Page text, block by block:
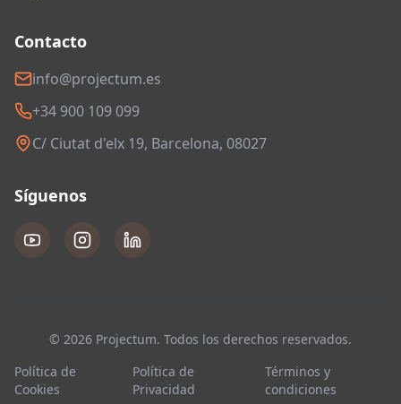
Contacto
info@projectum.es
+34 900 109 099
C/ Ciutat d'elx 19, Barcelona, 08027
Síguenos
© 2026 Projectum. Todos los derechos reservados.
Política de
Cookies
Política de
Privacidad
Términos y
condiciones